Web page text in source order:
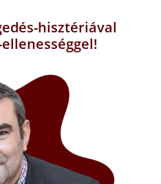
hisztériával